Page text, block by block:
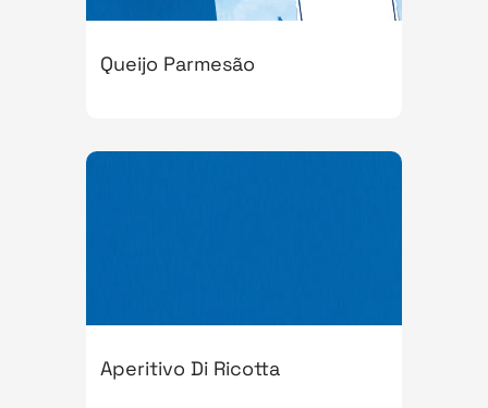
Queijo Parmesão
Aperitivo Di Ricotta